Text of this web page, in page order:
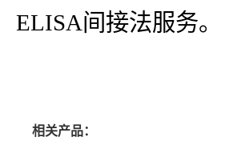
ELISA间接法服务。
相关产品：